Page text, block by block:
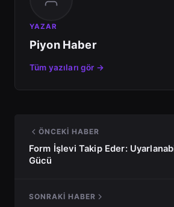
YAZAR
Piyon Haber
Tüm yazıları gör →
ÖNCEKI HABER
Form İşlevi Takip Eder:
Gücü
SONRAKI HABER